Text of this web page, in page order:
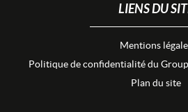
LIENS DU
Mentions
Politique de confidentialité du
Plan du site